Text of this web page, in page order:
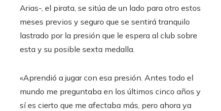
Arias-, el pirata, se sitúa de un lado para otro estos
meses previos y seguro que se sentirá tranquilo
lastrado por la presión que le espera al club sobre
esta y su posible sexta medalla.
«Aprendió a jugar con esa presión. Antes todo el
mundo me preguntaba en los últimos cinco años y
sí es cierto que me afectaba más, pero ahora ya